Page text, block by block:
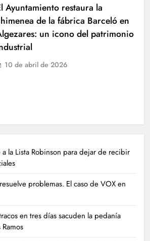
la Lista Robinson para dejar de recibir
problemas. El caso de VOX en
en tres días sacuden la pedanía
Ayuntamiento restaura la
de la fábrica Barceló en
un icono del patrimonio
10 de abril de 2026